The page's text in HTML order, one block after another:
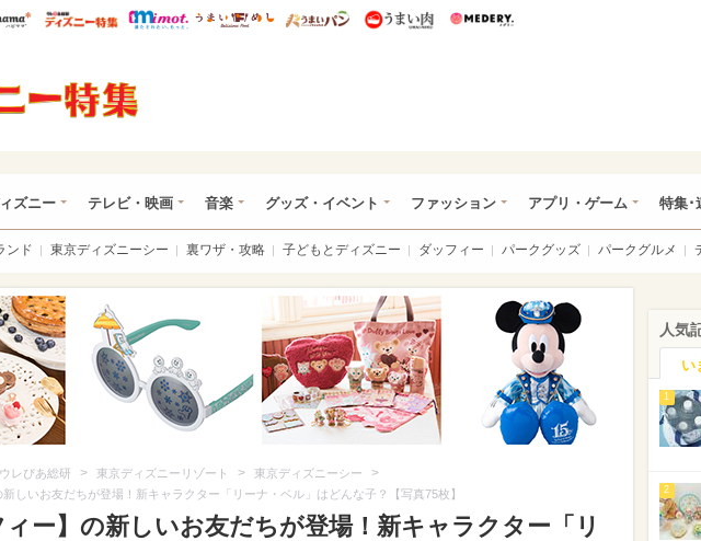
あ総研ハピママ* ウレぴあ総研 ディズニー特集
mimot. うまいめし うまいパン うまい肉
ズニー テレビ・映画 音楽 グッズ・イベント ファッション アプリ・ゲーム 特集･
ンド 東京ディズニーシー 裏ワザ・攻略 子どもとディズニー ダッフィー パークグッズ パークグルメ
レぴあ総研 > 東京ディズニーリゾート > 東京ディズニーシー >
新しいお友だちが登場！新キャラクター「リーナ・ベル」はどんな子？【写真75枚】
ィー】の新しいお友だちが登場！新キャラクター「リ
人気
い
1
2